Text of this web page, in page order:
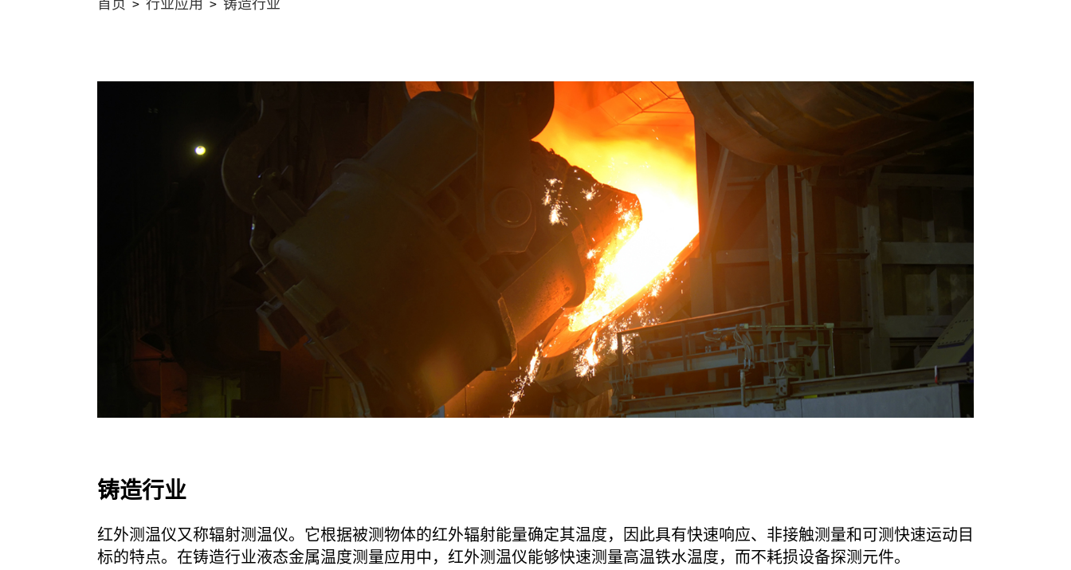
首页 > 行业应用 > 铸造行业
铸造行业
红外测温仪又称辐射测温仪。它根据被测物体的红外辐射能量确定其温度，因此具有快速响应、非接触测量和可测快速运动目
标的特点。在铸造行业液态金属温度测量应用中，红外测温仪能够快速测量高温铁水温度，而不耗损设备探测元件。